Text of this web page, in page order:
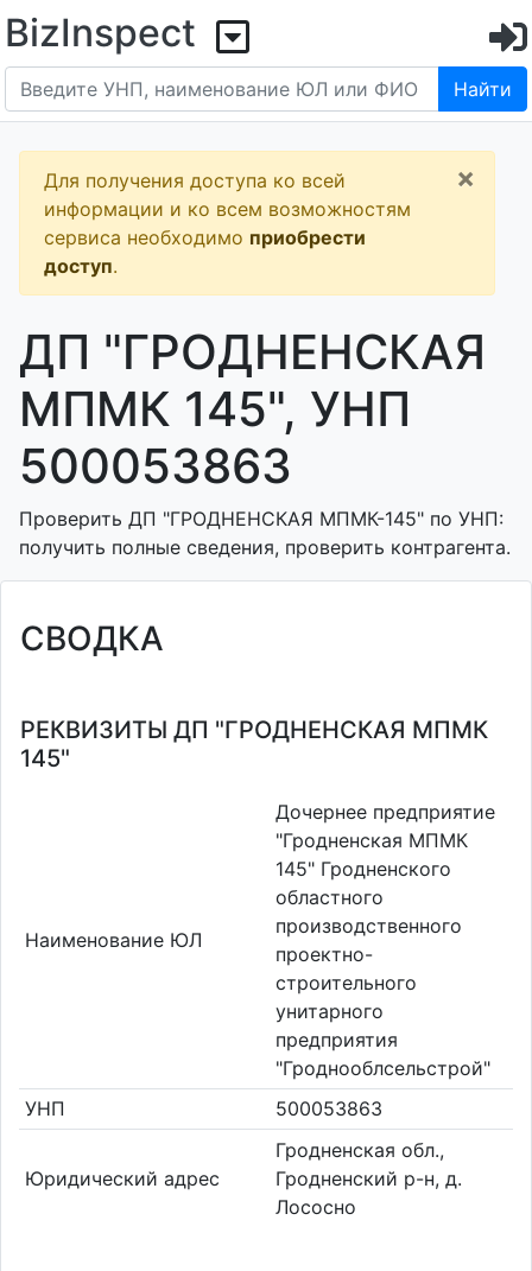
BizInspect
Найти
Для получения доступа ко всей
информации и ко всем возможностям
сервиса необходимо приобрести
доступ.
×
ДП "ГРОДНЕНСКАЯ
МПМК 145", УНП
500053863
Проверить ДП "ГРОДНЕНСКАЯ МПМК-145" по УНП:
получить полные сведения, проверить контрагента.
СВОДКА
РЕКВИЗИТЫ ДП "ГРОДНЕНСКАЯ МПМК
145"
Наименование ЮЛ
Дочернее предприятие
"Гродненская МПМК
145" Гродненского
областного
производственного
проектно-
строительного
унитарного
предприятия
"Гроднооблсельстрой"
УНП
500053863
Юридический адрес
Гродненская обл.,
Гродненский р-н, д.
Лососно